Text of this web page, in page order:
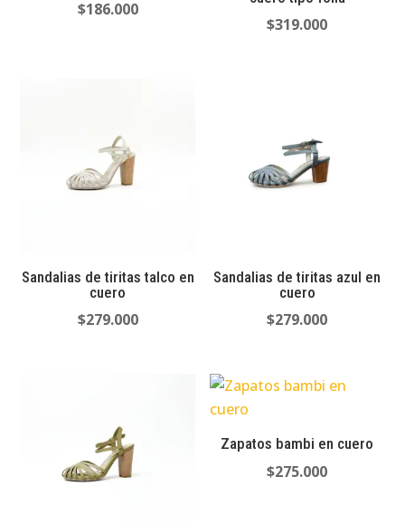
$186.000
$319.000
Sandalias de tiritas talco en
cuero
$279.000
Sandalias de tiritas azul en
cuero
$279.000
Zapatos bambi en cuero
$275.000